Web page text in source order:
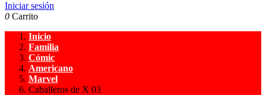
Iniciar sesión
0 Carrito
Inicio
Familia
Cómic
Americano
Marvel
Caballeros de X 03